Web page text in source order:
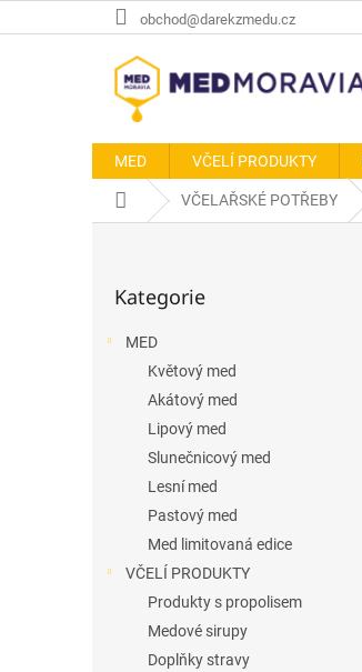
na
obchod@darekzmedu.cz
MED VČELÍ PRODUKTY
Domů VČELAŘSKÉ POTŘEBY
kategorie
Kategorie
MED
Květový med
Akátový med
Lipový med
Slunečnicový med
Lesní med
Pastový med
Med limitovaná edice
VČELÍ PRODUKTY
Produkty s propolisem
Medové sirupy
Doplňky stravy